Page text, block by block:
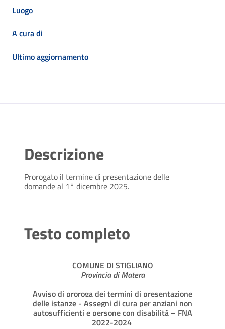
Luogo
A cura di
Ultimo aggiornamento
Descrizione
Prorogato il termine di presentazione delle
domande al 1° dicembre 2025.
Testo completo
COMUNE DI STIGLIANO
Provincia di Matera
Avviso di proroga dei termini di presentazione
delle istanze - Assegni di cura per anziani non
autosufficienti e persone con disabilità – FNA
2022-2024